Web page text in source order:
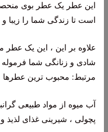
این عطر یک عطر بوی
است تا زندگی شما را زیبا
علاوه بر این ، این یک
شادی و زنانگی شما
مرتبط: محبوب ترین عطرها
آب میوه از مواد طبیعی
پچولی ، شیرینی غذای